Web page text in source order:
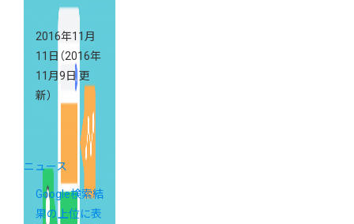
2016年11月
11日 （2016年
11月9日 更
新）
ニュース
Google検索結
果の上位に表